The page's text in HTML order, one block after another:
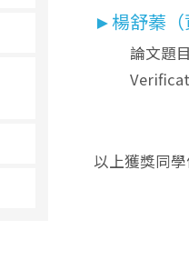
►楊舒蓁（
論文題
以上獲獎同